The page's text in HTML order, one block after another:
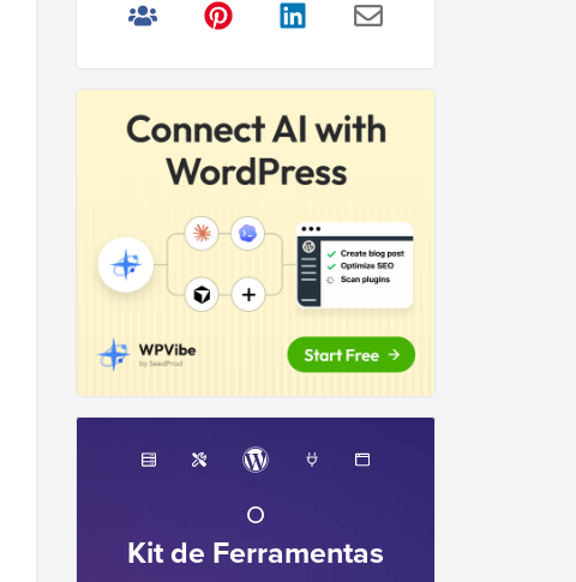
O
Kit de Ferramentas